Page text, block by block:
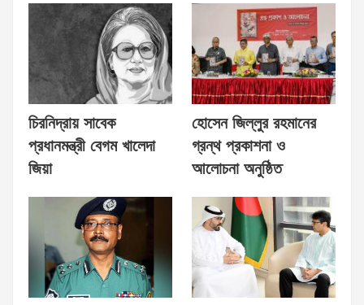
চিরনিদ্রায় সাবেক
প্রধানমন্ত্রী বেগম খালেদা
জিয়া
হোসেন জিল্লুর রহমানের
গ্রন্থ প্রকাশনা ও
আলোচনা অনুষ্ঠিত